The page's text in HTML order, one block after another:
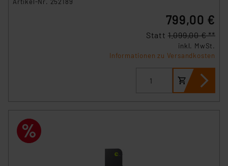
799,00 €
Statt1.099,00 € **
inkl. MwSt.
Informationen zu Versandkosten